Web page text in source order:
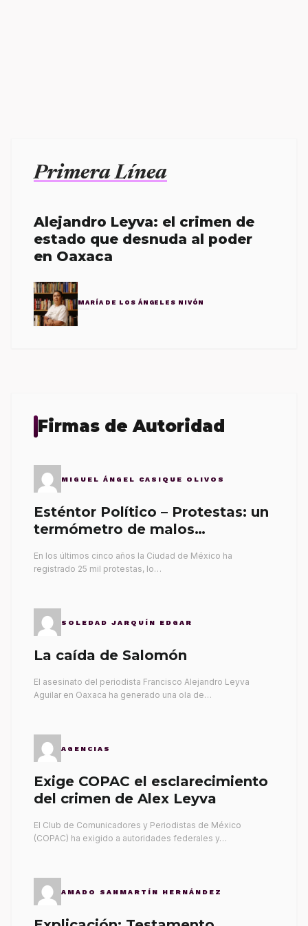
Primera Línea
Alejandro Leyva: el crimen de
estado que desnuda al poder
en Oaxaca
MARÍA DE LOS ÁNGELES NIVÓN
Firmas de Autoridad
MIGUEL ÁNGEL CASIQUE OLIVOS
Esténtor Político – Protestas: un
termómetro de malos
En los últimos cinco años la Ciudad de México ha
registrado 25 mil protestas, lo…
SOLEDAD JARQUÍN EDGAR
La caída de Salomón
El asesinato del periodista Francisco Alejandro Leyva
Aguilar en Oaxaca ha generado una ola de…
AGENCIAS
Exige COPAC el esclarecimiento
del crimen de Alex Leyva
El Club de Comunicadores y Periodistas de México
(COPAC) ha exigido a autoridades federales y…
AMADO SANMARTÍN HERNÁNDEZ